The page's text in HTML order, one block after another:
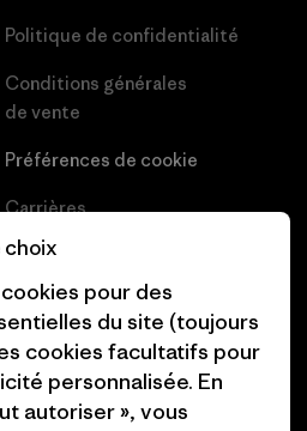
Politique de confidentialité
Conditions générales
de vente
Préférences de cookie
Carrières
Presse et media
Industry program
Programme d’affiliation
Patagonia Luxembourg Plan du
choix
pour des
du site (toujours
cookies facultatifs pour
personnalisée. En
autoriser », vous